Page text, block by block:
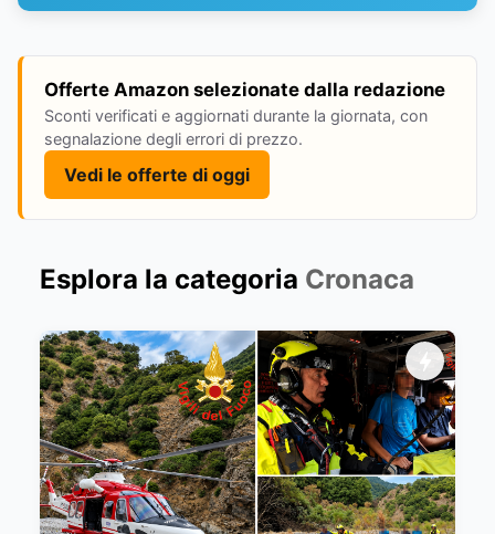
Offerte Amazon selezionate dalla redazione
Sconti verificati e aggiornati durante la giornata, con
segnalazione degli errori di prezzo.
Vedi le offerte di oggi
Esplora la categoria Cronaca